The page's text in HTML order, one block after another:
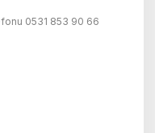
0531 853 90 66